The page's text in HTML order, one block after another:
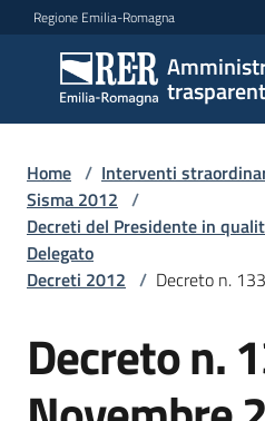
Vai al contenuto
Vai alla navigazione
Vai al footer
Regione Emilia-Romagna
trasparente
Sottosezioni
Accesso
Home / Interventi
Sisma 2012 /
Decreti del Presidente in
Delegato
Decreti 2012 / Decreto n.
Decreto n.